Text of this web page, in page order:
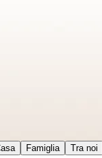
Famiglia Tra noi